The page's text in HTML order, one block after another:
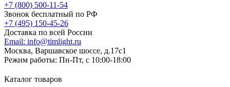
+7 (800) 500-11-54
Звонок бесплатный по РФ
+7 (495) 150-45-26
Доставка по всей России
Email: info@timlight.ru
Москва, Варшавское шоссе, д.17c1
Режим работы: Пн-Пт, с 10:00-18:00
Каталог товаров